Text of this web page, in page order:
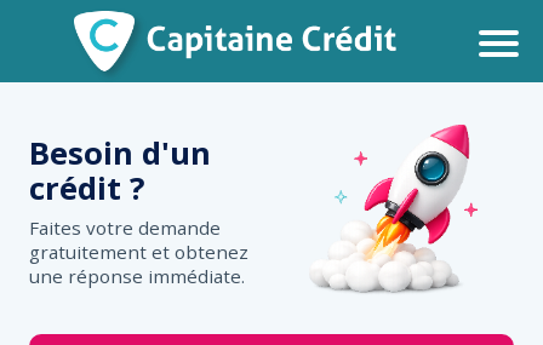
Besoin d'un
crédit ?
Faites votre demande
gratuitement et obtenez
une réponse immédiate.